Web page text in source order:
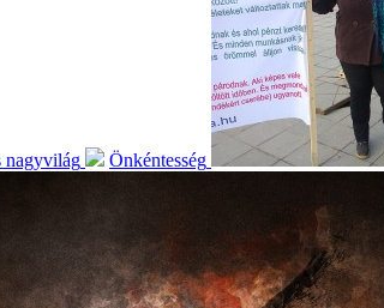
nagyvilág Önkéntesség